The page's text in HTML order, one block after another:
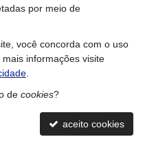
CAMBORIÚ -
no Edifício One Tower Fg
217,00
por meio de
você concorda com o uso
mais informações visite
de cookies?
aceito cookies